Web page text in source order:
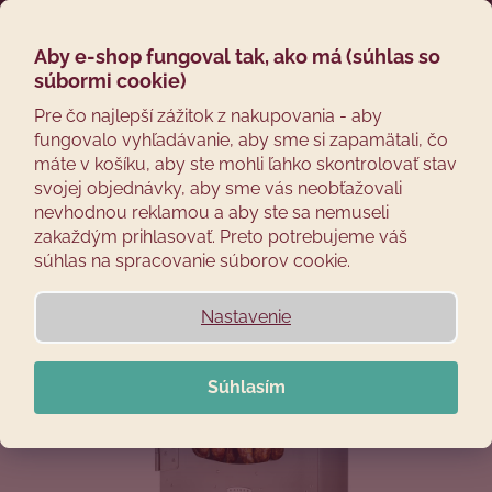
Aby e-shop fungoval tak, ako má (súhlas so
súbormi cookie)
Pre čo najlepší zážitok z nakupovania - aby
fungovalo vyhľadávanie, aby sme si zapamätali, čo
máte v košíku, aby ste mohli ľahko skontrolovať stav
svojej objednávky, aby sme vás neobťažovali
nevhodnou reklamou a aby ste sa nemuseli
zakaždým prihlasovať. Preto potrebujeme váš
súhlas na spracovanie súborov cookie.
Nastavenie
Súhlasím
Prejsť
obsah
košík
NOVINKA
DOPRAVA ZADARMO
Späť
Č
o
p
o
e
u
e